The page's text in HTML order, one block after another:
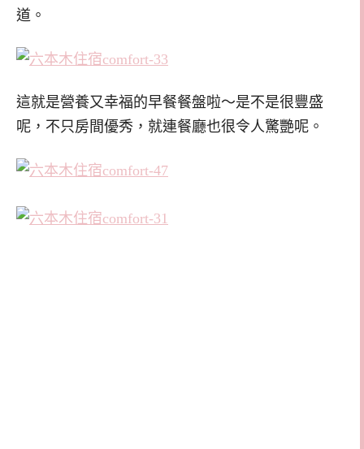
道。
這就是營養又幸福的早餐餐盤啦～是不是很豐盛
呢，不只房間優秀，就連餐廳也很令人驚艷呢。